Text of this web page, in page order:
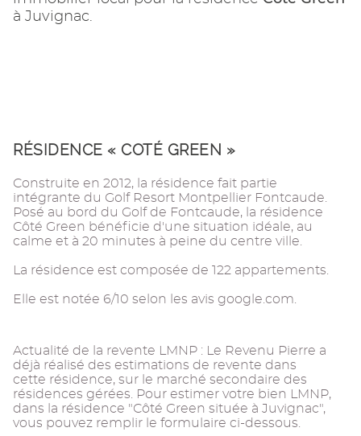
à Juvignac.
RÉSIDENCE « COTÉ GREEN »
Construite en 2012, la résidence fait partie
intégrante du Golf Resort Montpellier Fontcaude.
Posé au bord du Golf de Fontcaude, la résidence
Côté Green bénéficie d'une situation idéale, au
calme et à 20 minutes à peine du centre ville.
La résidence est composée de 122 appartements.
Elle est notée 6/10 selon les avis google.com.
Actualité de la revente LMNP : Le Revenu Pierre a
déjà réalisé des estimations de revente dans
cette résidence, sur le marché secondaire des
résidences gérées. Pour estimer votre bien LMNP,
dans la résidence "Côté Green située à Juvignac",
vous pouvez remplir le formulaire ci-dessous.